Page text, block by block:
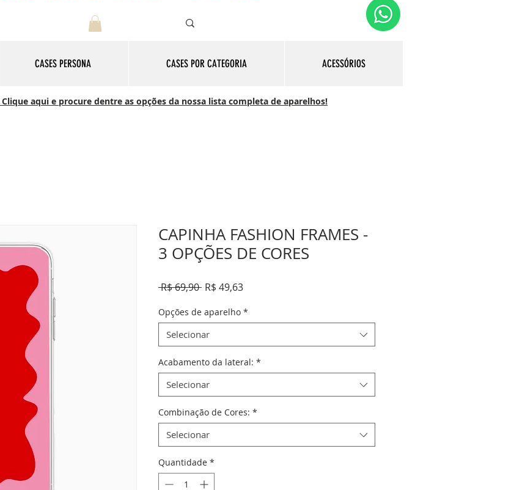
CASES PERSONA CASES POR CATEGORIA ACESSÓRIOS
aqui e procure dentre as opções da nossa lista completa de aparelhos!
CAPINHA FASHION FRAMES -
3 OPÇÕES DE CORES
R$ 69,90 Preço
R$ 49,63Preço
Opções de aparelho *
Selecionar
Acabamento da lateral: *
Selecionar
Combinação de Cores: *
Selecionar
Quantidade *